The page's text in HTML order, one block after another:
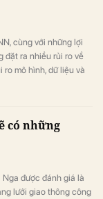
cùng với những lợi
đặt ra nhiều rủi ro về
ro mô hình, dữ liệu và
có những
được đánh giá là
lưới giao thông công